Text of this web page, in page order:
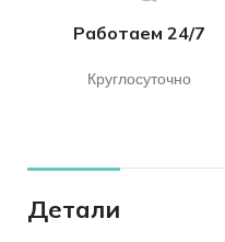
Работаем 24/7
Круглосуточно
Детали